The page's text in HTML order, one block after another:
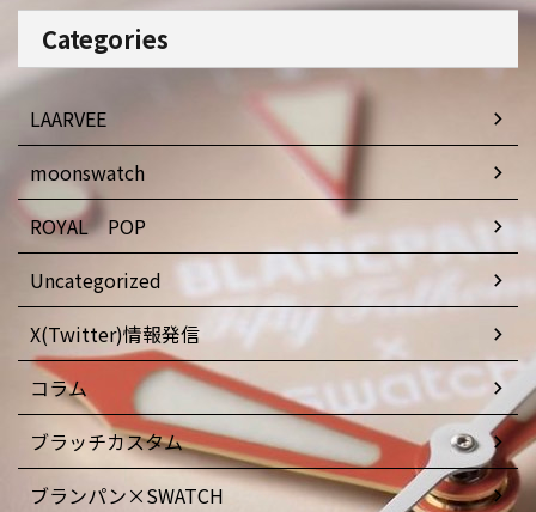
Categories
LAARVEE
moonswatch
ROYAL POP
Uncategorized
X(Twitter)情報発信
コラム
ブラッチカスタム
ブランパン×SWATCH